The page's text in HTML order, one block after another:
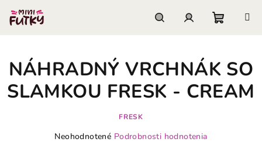
obsah
košík
NÁHRADNÝ VRCHNÁK SO
SLAMKOU FRESK - CREAM
FRESK
Priemerné
Neohodnotené Podrobnosti hodnotenia